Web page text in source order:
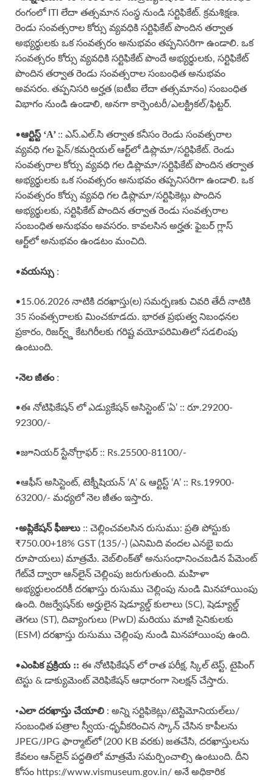
రంగంలో ITI లేదా తత్సమాన సంస్థ నుండి సర్టిఫికేట్. క్రమశిక్షణ.
రెండు సంవత్సరాల కోర్సు వ్యవధికి సర్టిఫికేట్ పొందిన తర్వాత
అభ్యర్థులకు ఒక సంవత్సరం అనుభవం తప్పనిసరిగా ఉండాలి. ఒక
సంవత్సరం కోర్సు వ్యవధికి సర్టిఫికేట్ పొందే అభ్యర్థులకు, సర్టిఫికేట్
పొందిన తర్వాత రెండు సంవత్సరాల సంబంధిత అనుభవం
అవసరం. తప్పనిసరి అర్హత (ఐటీఐ లేదా తత్సమానం) సంబంధిత
విభాగం నుండి ఉండాలి, అనగా కార్పెంటరీ/ఎలక్ట్రికల్/ఫిట్టర్.
•ఆర్టిస్ట్ ‘A’ :: ఎస్.ఎల్.సి తర్వాత కనీసం రెండు సంవత్సరాల
వ్యవధి గల ఫైన్/కమర్షియల్ ఆర్ట్‌లో డిప్లొమా/సర్టిఫికేట్. రెండు
సంవత్సరాల కోర్సు వ్యవధి గల డిప్లొమా/సర్టిఫికేట్ పొందిన తర్వాత
అభ్యర్థులకు ఒక సంవత్సరం అనుభవం తప్పనిసరిగా ఉండాలి. ఒక
సంవత్సరం కోర్సు వ్యవధి గల డిప్లొమా/సర్టిఫికెట్లు పొందిన
అభ్యర్థులకు, సర్టిఫికేట్ పొందిన తర్వాత రెండు సంవత్సరాల
సంబంధిత అనుభవం అవసరం. కావలసిన అర్హత: ఫైబర్ గ్లాస్
ఆర్ట్‌లో అనుభవం ఉండటం మంచిది.
•వయస్సు :
•15.06.2026 నాటికి దరఖాస్తు(ల) సమర్పణకు చివరి తేదీ నాటికి
35 సంవత్సరాలకు మించకూడదు. భారత ప్రభుత్వ నిబంధనల
ప్రకారం, రిజర్వ్డ్ కేటగిరీలకు గరిష్ట వయోపరిమితిలో సడలింపు
ఉంటుంది.
•నెల జీతం:
•ఈ నోటిఫికేషన్ లో ఎడ్యుకేషన్ అసిస్టెంట్ ‘ఏ’ :: రూ.29200-
92300/-
•జూనియర్ స్టేనోగ్రాఫర్ :: Rs.25500-81100/-
•ఆఫీస్ అసిస్టెంట్, టెక్నీషియన్ ‘A’ & ఆర్టిస్ట్ ‘A’ :: Rs.19900-
63200/- మధ్యలో నెల జీతం ఇస్తారు.
•అప్లికేషన్ ఫీజులు :: చెల్లించవలసిన రుసుము: ప్రతి పోస్టుకు
₹750.00+18% GST (135/-) (ఎనిమిది వందల ఎనభై ఐదు
రూపాయలు) మాత్రమే. వెబ్‌లింక్‌తో అనుసంధానించబడిన పేమెంట్
గేట్‌వే ద్వారా ఆన్‌లైన్ చెల్లింపు జరుగుతుంది. మహిళా
అభ్యర్థులందరికీ దరఖాస్తు రుసుము చెల్లింపు నుండి మినహాయింపు
ఉంది. రిజర్వేషన్‌కు అర్హులైన షెడ్యూల్డ్ కులాలు (SC), షెడ్యూల్డ్
తెగలు (ST), దివ్యాంగులు (PwD) మరియు మాజీ సైనికులకు
(ESM) దరఖాస్తు రుసుము చెల్లింపు నుండి మినహాయింపు ఉంది.
•ఎంపిక ప్రక్రియ :: ఈ నోటిఫికేషన్ లో రాత పరీక్ష, స్కిల్ టెస్ట్, టైపింగ్
టెస్టు & డాక్యుమెంట్ వెరిఫికేషన్ ఆధారంగా సెలక్షన్ చేస్తారు.
•ఎలా దరఖాస్తు చేయాలి : అన్ని సర్టిఫికెట్లు/టెస్టిమోనియల్‌లు/
సంబంధిత పత్రాల స్వీయ-ధృవీకరించిన స్కాన్ చేసిన కాపీలను
JPEG/JPG ఫార్మాట్‌లో (200 KB వరకు) జతచేసి, దరఖాస్తులను
కేవలం ఆన్‌లైన్ పద్ధతిలో మాత్రమే సమర్పించాల్సి ఉంటుంది. దీని
కోసం https://www.vismuseum.gov.in/ అనే అధికారిక